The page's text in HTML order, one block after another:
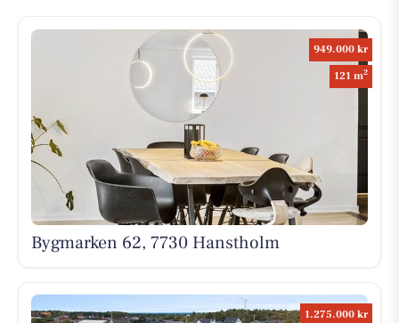
949.000 kr
121 m2
Bygmarken 62, 7730 Hanstholm
1.275.000 kr